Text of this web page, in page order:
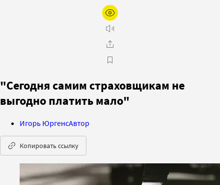
"Сегодня самим страховщикам не
выгодно платить мало"
Игорь ЮргенсАвтор
Копировать ссылку